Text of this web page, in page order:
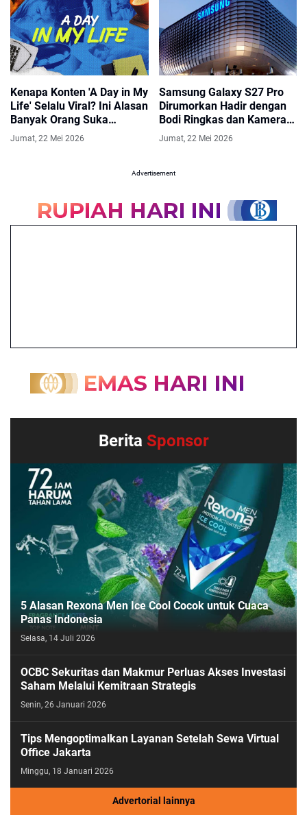
Kenapa Konten 'A Day in My
Life' Selalu Viral? Ini Alasan
Banyak Orang Suka
Menontonnya
Jumat, 22 Mei 2026
Samsung Galaxy S27 Pro
Dirumorkan Hadir dengan
Bodi Ringkas dan Kamera
200MP
Jumat, 22 Mei 2026
Advertisement
Berita Sponsor
5 Alasan Rexona Men Ice Cool Cocok untuk Cuaca
Panas Indonesia
Selasa, 14 Juli 2026
OCBC Sekuritas dan Makmur Perluas Akses Investasi
Saham Melalui Kemitraan Strategis
Senin, 26 Januari 2026
Tips Mengoptimalkan Layanan Setelah Sewa Virtual
Office Jakarta
Minggu, 18 Januari 2026
Advertorial lainnya